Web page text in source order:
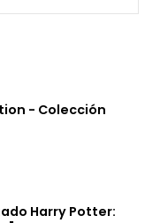
- Colección
Harry Potter: